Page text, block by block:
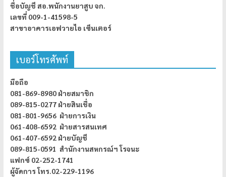
ชื่อบัญชี สอ.พนักงานยาสูบ จก.
เลขที่ 009-1-41598-5
สาขาอาคารเอฟวายไอ เซ็นเตอร์
เบอร์โทรศัพท์
มือถือ
081-869-8980 ฝ่ายสมาชิก
089-815-0277 ฝ่ายสินเชื่อ
081-801-9656 ฝ่ายการเงิน
061-408-6592 ฝ่ายสารสนเทศ
061-407-6592 ฝ่ายบัญชี
089-815-0591 สำนักงานสหกรณ์ฯ โรจนะ
แฟกซ์ 02-252-1741
ผู้จัดการโทร.02-229-1196